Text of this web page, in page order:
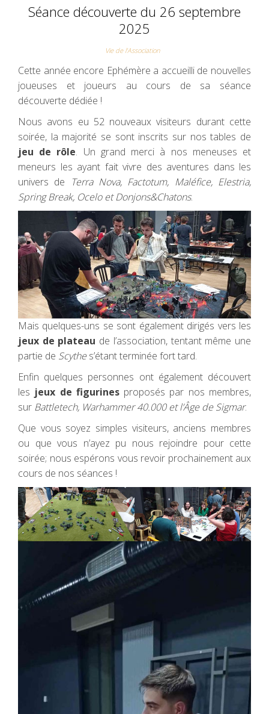
Séance découverte du 26 septembre
2025
Vie de l'Association
Cette année encore Ephémère a accueilli de nouvelles
joueuses et joueurs au cours de sa séance
découverte dédiée !
Nous avons eu 52 nouveaux visiteurs durant cette
soirée, la majorité se sont inscrits sur nos tables de
jeu de rôle. Un grand merci à nos meneuses et
meneurs les ayant fait vivre des aventures dans les
univers de
Terra Nova, Factotum, Maléfice, Elestria,
Spring Break, Ocelo et Donjons&Chatons.
Mais quelques-uns se sont également dirigés vers les
jeux de plateau de l’association, tentant même une
partie de Scythes’étant terminée fort tard.
Enfin quelques personnes ont également découvert
les jeux de figurinesproposés par nos membres,
sur Battletech, Warhammer 40.000 et l’Âge de Sigmar.
Que vous soyez simples visiteurs, anciens membres
ou que vous n’ayez pu nous rejoindre pour cette
soirée; nous espérons vous revoir prochainement aux
cours de nos séances !